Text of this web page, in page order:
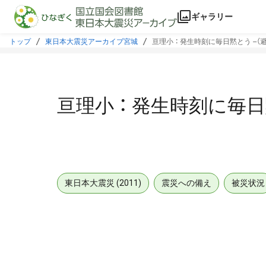
本文に飛ぶ
ギャラリー
トップ 東日本大震災アーカイブ宮城 亘理小 ： 発生時刻に毎日黙とう --（
亘理小 ： 発生時刻に毎
東日本大震災 (2011) 震災への備え 被災状況